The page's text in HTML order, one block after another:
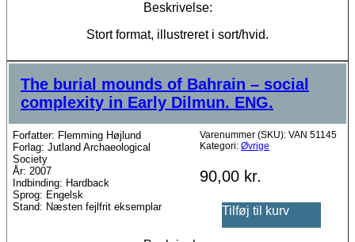
Beskrivelse:
Stort format, illustreret i sort/hvid.
The burial mounds of Bahrain – social
complexity in Early Dilmun. ENG.
Forfatter: Flemming Højlund
Forlag: Jutland Archaeological
Society
År: 2007
Indbinding: Hardback
Sprog: Engelsk
Stand: Næsten fejlfrit eksemplar
Varenummer (SKU): VAN 51145
Kategori: Øvrige
90,00 kr.
Tilføj til kurv